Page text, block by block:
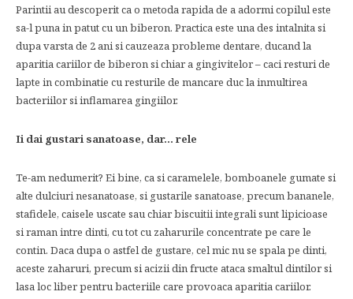
Parintii au descoperit ca o metoda rapida de a adormi copilul este
sa-l puna in patut cu un biberon. Practica este una des intalnita si
dupa varsta de 2 ani si cauzeaza probleme dentare, ducand la
aparitia cariilor de biberon si chiar a gingivitelor – caci resturi de
lapte in combinatie cu resturile de mancare duc la inmultirea
bacteriilor si inflamarea gingiilor.
Ii dai gustari sanatoase, dar… rele
Te-am nedumerit? Ei bine, ca si caramelele, bomboanele gumate si
alte dulciuri nesanatoase, si gustarile sanatoase, precum bananele,
stafidele, caisele uscate sau chiar biscuitii integrali sunt lipicioase
si raman intre dinti, cu tot cu zaharurile concentrate pe care le
contin. Daca dupa o astfel de gustare, cel mic nu se spala pe dinti,
aceste zaharuri, precum si acizii din fructe ataca smaltul dintilor si
lasa loc liber pentru bacteriile care provoaca aparitia cariilor.